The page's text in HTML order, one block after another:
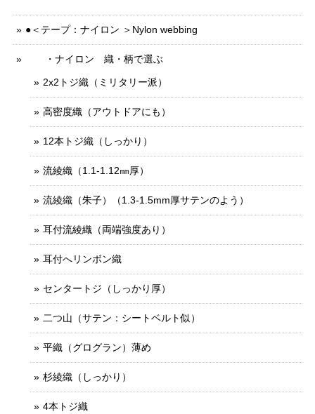
●＜テープ：ナイロン ＞Nylon webbing
・ナイロン 織・柄で選ぶ
2x2トジ織（ミリタリー派）
高密度織（アウトドアにも）
12本トジ織（しっかり）
流綾織（1.1-1.12㎜厚）
流綾織（朱子）（1.3-1.5mm厚サテンのよう）
耳付流綾織（両端強度あり）
耳付へリンボン織
センタートジ（しっかり厚）
二つ山（サテン：シートベルト似）
平織（グログラン）薄め
杉綾織（しっかり）
4本トジ織